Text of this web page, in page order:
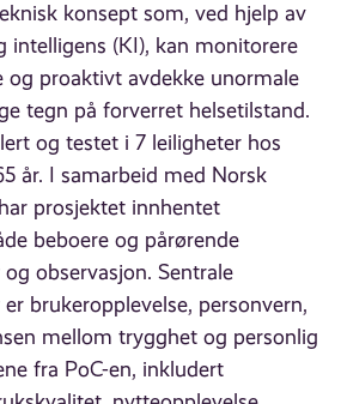
konsept som, ved hjelp av
intelligens (KI), kan monitorere
og proaktivt avdekke unormale
tegn på forverret helsetilstand.
og testet i 7 leiligheter hos
år. I samarbeid med Norsk
prosjektet innhentet
beboere og pårørende
observasjon. Sentrale
brukeropplevelse, personvern,
mellom trygghet og personlig
fra PoC-en, inkludert